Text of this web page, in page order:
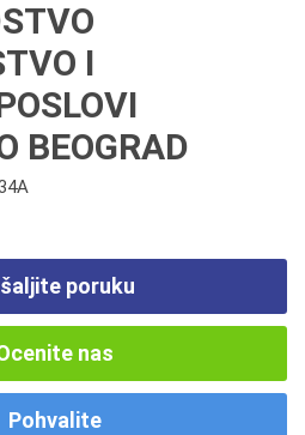
I
BEOGRAD
poruku
nas
Pohvalite